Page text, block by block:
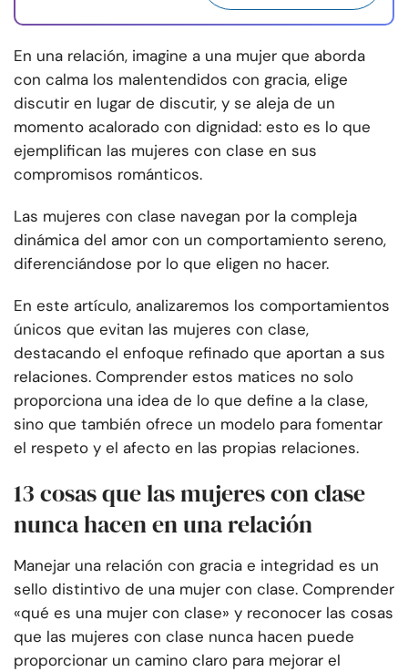
En una relación, imagine a una mujer que aborda
con calma los malentendidos con gracia, elige
discutir en lugar de discutir, y se aleja de un
momento acalorado con dignidad: esto es lo que
ejemplifican las mujeres con clase en sus
compromisos románticos.
Las mujeres con clase navegan por la compleja
dinámica del amor con un comportamiento sereno,
diferenciándose por lo que eligen no hacer.
En este artículo, analizaremos los comportamientos
únicos que evitan las mujeres con clase,
destacando el enfoque refinado que aportan a sus
relaciones. Comprender estos matices no solo
proporciona una idea de lo que define a la clase,
sino que también ofrece un modelo para fomentar
el respeto y el afecto en las propias relaciones.
13 cosas que las mujeres con clase
nunca hacen en una relación
Manejar una relación con gracia e integridad es un
sello distintivo de una mujer con clase. Comprender
«qué es una mujer con clase» y reconocer las cosas
que las mujeres con clase nunca hacen puede
proporcionar un camino claro para mejorar el